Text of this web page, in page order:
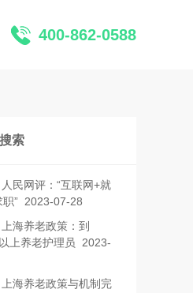
400-862-0588
索
民网评：“互联网+就
职” 2023-07-28
海养老政策：到
上养老护理员 2023-
海养老政策与机制完